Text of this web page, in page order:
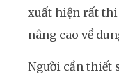
xuất hiện rất
nâng cao về
Người cần thiết